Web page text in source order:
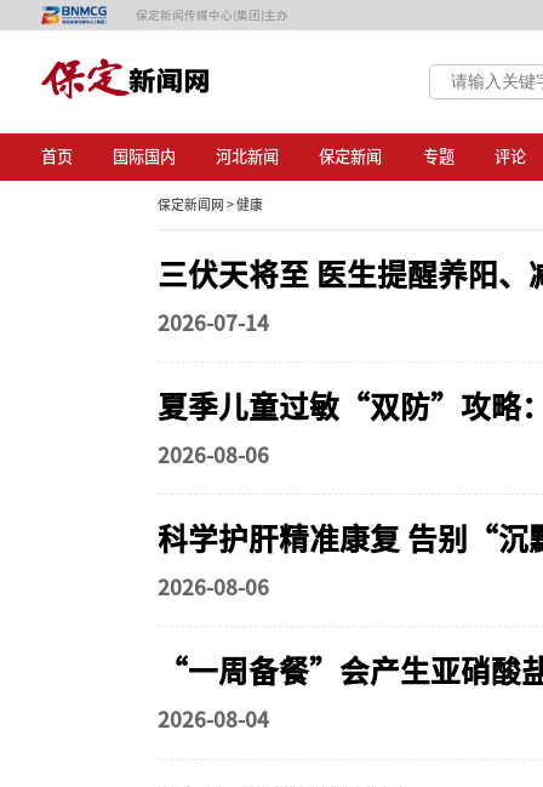
保定新闻传媒中心(集团)主办
首页 国际国内 河北新闻 保定新闻 专题 评论
保定新闻网 >健康
三伏天将至 医生提醒养阳、
2026-07-14
夏季儿童过敏“双防”攻略
2026-08-06
科学护肝精准康复 告别“
2026-08-06
“一周备餐”会产生亚硝酸
2026-08-04